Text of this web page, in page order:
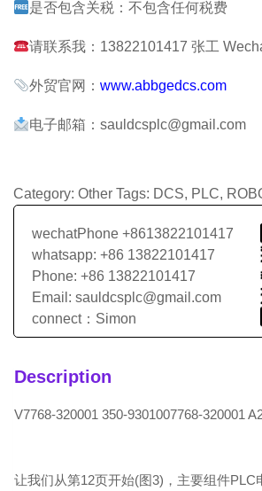
是否包含关税：不包含任何税费
请联系我：13822101417 张工
外贸官网：www.abbgedcs.com
电子邮箱：sauldcsplc@gmail.com
Category: Other Tags: DCS, PLC,
wechatPhone +8613822101417
whatsapp: +86 13822101417
Phone: +86 13822101417
Email: sauldcsplc@gmail.com
connect：Simon
Description
V7768-320001 350-9301007768-320001
让我们从第12页开始(图3)，主要组件PLC